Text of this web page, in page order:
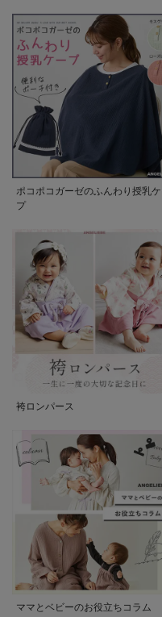
ポコポコガーゼのふんわり授乳
プ
袴ロンパース
ママとベビーのお役立ちコラム